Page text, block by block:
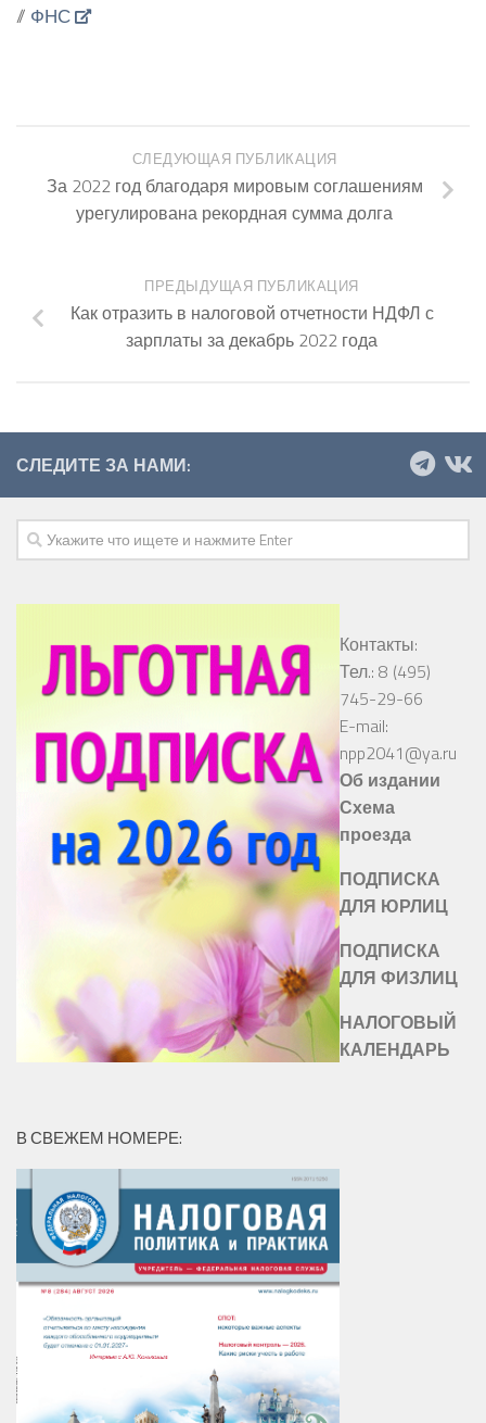
// ФНС
СЛЕДУЮЩАЯ ПУБЛИКАЦИЯ
За 2022 год благодаря мировым соглашениям
урегулирована рекордная сумма долга
ПРЕДЫДУЩАЯ ПУБЛИКАЦИЯ
Как отразить в налоговой отчетности НДФЛ с
зарплаты за декабрь 2022 года
СЛЕДИТЕ ЗА НАМИ:
Контакты:
Тел.: 8 (495)
745-29-66
E-mail:
npp2041@ya.ru
Об издании
Схема
проезда
ПОДПИСКА
ДЛЯ ЮРЛИЦ
ПОДПИСКА
ДЛЯ ФИЗЛИЦ
НАЛОГОВЫЙ
КАЛЕНДАРЬ
В СВЕЖЕМ НОМЕРЕ: